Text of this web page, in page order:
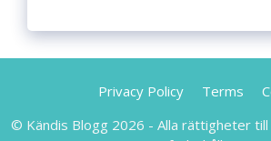
Privacy Policy Terms
© Kändis Blogg 2026 - Alla rättigheter